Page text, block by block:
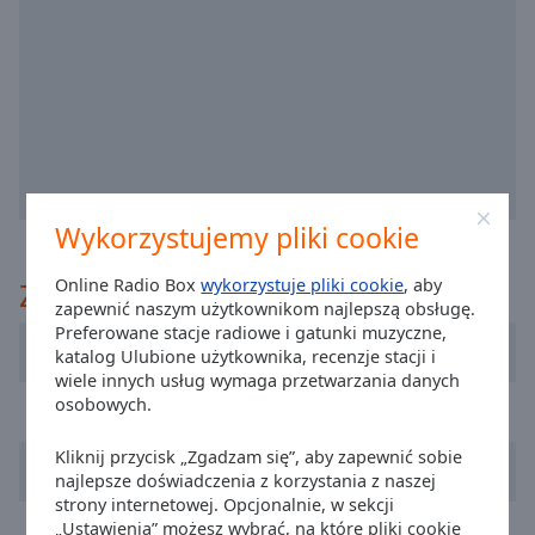
Wykorzystujemy pliki cookie
Online Radio Boxwykorzystuje pliki cookie, aby
zapewnić naszym użytkownikom najlepszą obsługę.
Preferowane stacje radiowe i gatunki muzyczne,
katalog Ulubione użytkownika, recenzje stacji i
wiele innych usług wymaga przetwarzania danych
osobowych.
Kliknij przycisk „Zgadzam się”, aby zapewnić sobie
najlepsze doświadczenia z korzystania z naszej
strony internetowej. Opcjonalnie, w sekcji
„Ustawienia” możesz wybrać, na które pliki cookie
modal
window.
Beginning
window.
Escape
Zaleca
Cadena 100 Barcelona
RNE Radio Nacional
Radio 8
Los 40